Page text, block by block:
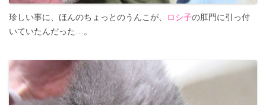
珍しい事に、ほんのちょっとのうんこが、 ロシ子の肛門に引っ付
いていたんだった…。